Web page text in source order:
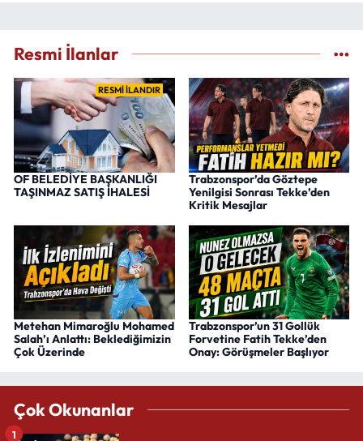
Resmi İlanlar
RESMİ İLANDIR
OF BELEDİYE BAŞKANLIĞI
TAŞINMAZ SATIŞ İHALESİ
Trabzonspor’da Göztepe
Yenilgisi Sonrası Tekke’den
Kritik Mesajlar
Metehan Mimaroğlu Mohamed
Salah’ı Anlattı: Beklediğimizin
Çok Üzerinde
Trabzonspor’un 31 Gollük
Forvetine Fatih Tekke’den
Onay: Görüşmeler Başlıyor
Çok Okunanlar
1